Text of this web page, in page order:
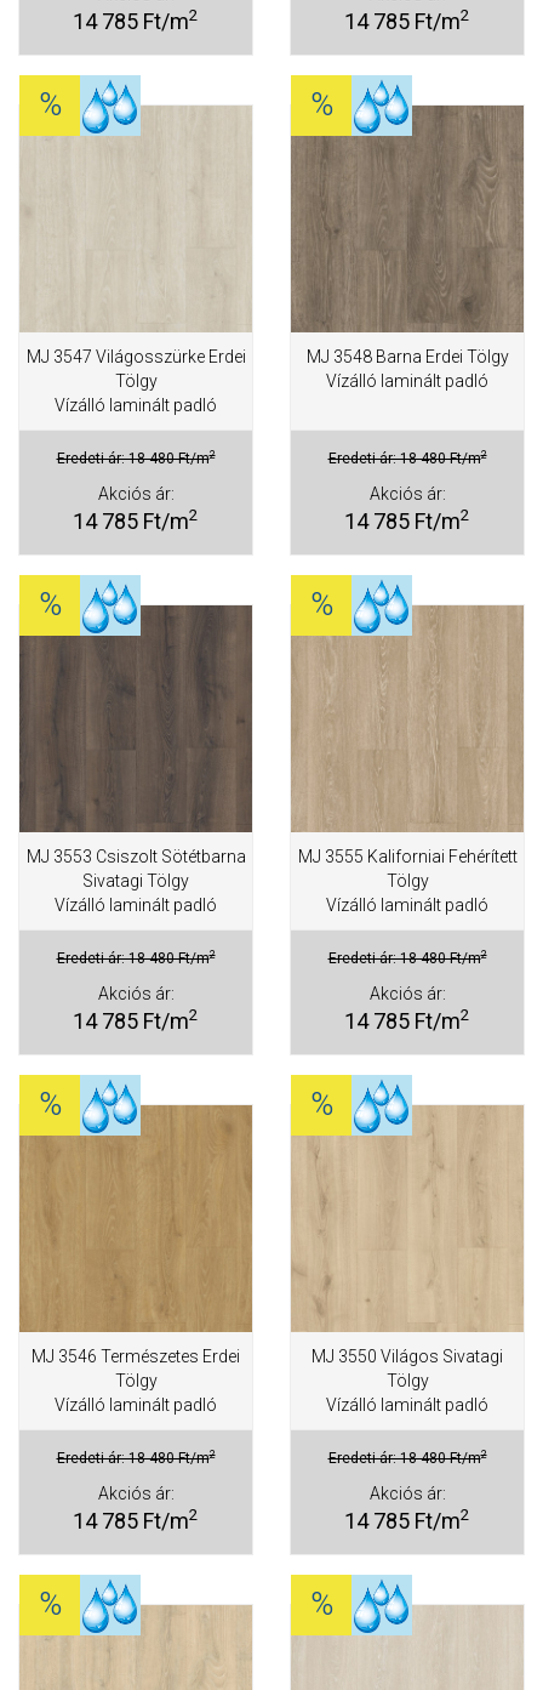
14 785 Ft/m2 14 785 Ft/m2
%
MJ 3547 Világosszürke Erdei
Tölgy
Vízálló laminált padló
Eredeti ár: 18 480 Ft/m2
Akciós ár:
14 785 Ft/m2
%
MJ 3548 Barna Erdei Tölgy
Vízálló laminált padló
Eredeti ár: 18 480 Ft/m2
Akciós ár:
14 785 Ft/m2
%
MJ 3553 Csiszolt Sötétbarna
Sivatagi Tölgy
Vízálló laminált padló
Eredeti ár: 18 480 Ft/m2
Akciós ár:
14 785 Ft/m2
%
MJ 3555 Kaliforniai Fehérített
Tölgy
Vízálló laminált padló
Eredeti ár: 18 480 Ft/m2
Akciós ár:
14 785 Ft/m2
%
MJ 3546 Természetes Erdei
Tölgy
Vízálló laminált padló
Eredeti ár: 18 480 Ft/m2
Akciós ár:
14 785 Ft/m2
%
MJ 3550 Világos Sivatagi
Tölgy
Vízálló laminált padló
Eredeti ár: 18 480 Ft/m2
Akciós ár:
14 785 Ft/m2
% %